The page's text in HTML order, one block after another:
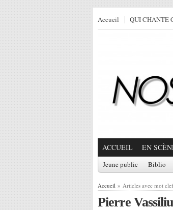
Accueil QUI CHANTE
ACCUEIL EN
Jeune public Biblio
Accueil » Articles avec mot
Pierre